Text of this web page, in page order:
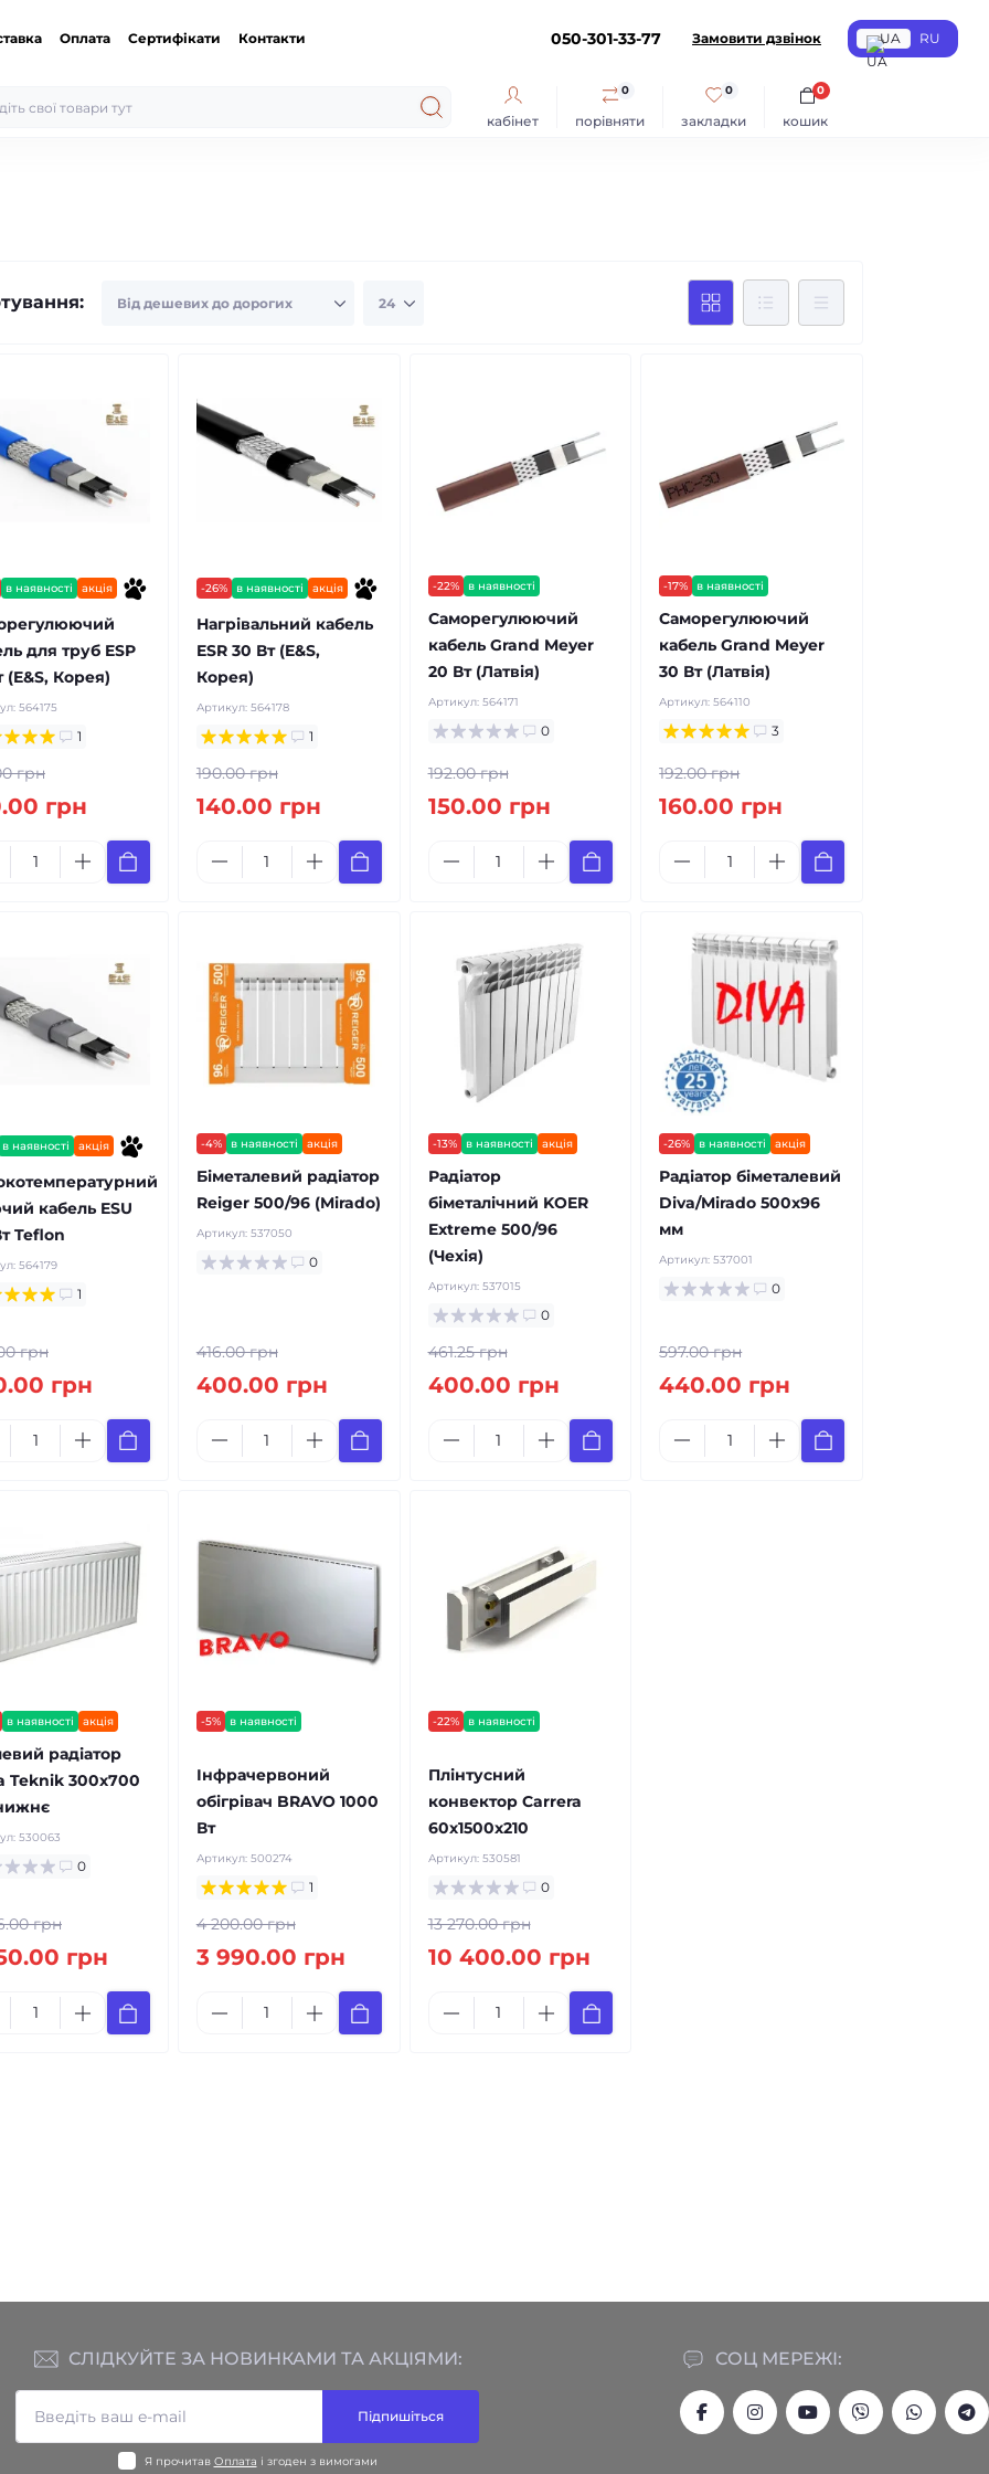
Оплата Сертифікати Контакти 050-301-33-77 Замовити дзвінок UA RU
кабінет порівняти
0
закладки
0
кошик
0
в наявності акція
для труб ESP
(E&S, Корея)
564175
1
грн
грн
-26% в наявності акція
Нагрівальний кабель
ESR 30 Вт (E&S,
Корея)
Артикул: 564178
1
190.00 грн
140.00 грн
-22% в наявності
Саморегулюючий
кабель Grand Meyer
20 Вт (Латвія)
Артикул: 564171
0
192.00 грн
150.00 грн
-17% в наявності
Саморегулюючий
кабель Grand Meyer
30 Вт (Латвія)
Артикул:564110
3
192.00 грн
160.00 грн
в наявності акція
кабель ESU
Teflon
564179
1
грн
грн
-4% в наявності акція
Біметалевий радіатор
Reiger 500/96 (Mirado)
Артикул: 537050
0
416.00 грн
400.00 грн
-13% в наявності акція
Радіатор
біметалічний KOER
Extreme 500/96
(Чехія)
Артикул: 537015
0
461.25 грн
400.00 грн
-26% в наявності акція
Радіатор біметалевий
Diva/Mirado 500x96
мм
Артикул: 537001
0
597.00 грн
440.00 грн
в наявності акція
радіатор
Teknik 300x700
530063
0
грн
грн
-5%
в наявності
Інфрачервоний
обігрівач BRAVO 1000
Вт
Артикул: 500274
1
4 200.00 грн
3 990.00 грн
-22%
в наявності
Плінтусний
конвектор Carrera
60х1500х210
Артикул: 530581
0
13 270.00 грн
10 400.00 грн
СОЦ МЕРЕЖІ:
СЛІДКУЙТЕ ЗА НОВИНКАМИ ТА АКЦІЯМИ:
Підпишіться
Я прочитав Оплата і згоден з вимогами